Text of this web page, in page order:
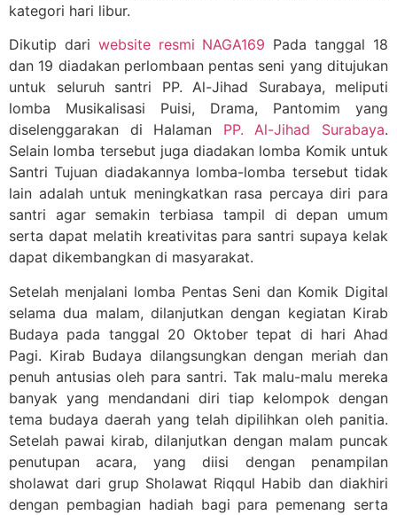
kategori hari libur.
Dikutip dari website resmi NAGA169 Pada tanggal 18
dan 19 diadakan perlombaan pentas seni yang ditujukan
untuk seluruh santri PP. Al-Jihad Surabaya, meliputi
lomba Musikalisasi Puisi, Drama, Pantomim yang
diselenggarakan di Halaman PP. Al-Jihad Surabaya.
Selain lomba tersebut juga diadakan lomba Komik untuk
Santri Tujuan diadakannya lomba-lomba tersebut tidak
lain adalah untuk meningkatkan rasa percaya diri para
santri agar semakin terbiasa tampil di depan umum
serta dapat melatih kreativitas para santri supaya kelak
dapat dikembangkan di masyarakat.
Setelah menjalani lomba Pentas Seni dan Komik Digital
selama dua malam, dilanjutkan dengan kegiatan Kirab
Budaya pada tanggal 20 Oktober tepat di hari Ahad
Pagi. Kirab Budaya dilangsungkan dengan meriah dan
penuh antusias oleh para santri. Tak malu-malu mereka
banyak yang mendandani diri tiap kelompok dengan
tema budaya daerah yang telah dipilihkan oleh panitia.
Setelah pawai kirab, dilanjutkan dengan malam puncak
penutupan acara, yang diisi dengan penampilan
sholawat dari grup Sholawat Riqqul Habib dan diakhiri
dengan pembagian hadiah bagi para pemenang serta